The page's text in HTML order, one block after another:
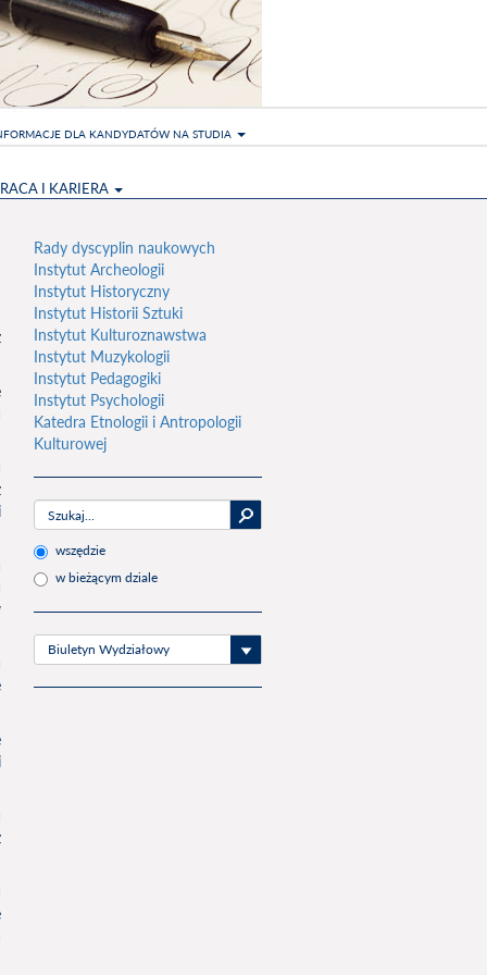
I KARIERA
DLA KANDYDATÓW NA STUDIA
Rady dyscyplin naukowych
Instytut Archeologii
Instytut Historyczny
Instytut Historii Sztuki
Instytut Kulturoznawstwa
Instytut Muzykologii
Instytut Pedagogiki
Instytut Psychologii
Katedra Etnologii i Antropologii
Kulturowej
wszędzie
w bieżącym dziale
Biuletyn Wydziałowy